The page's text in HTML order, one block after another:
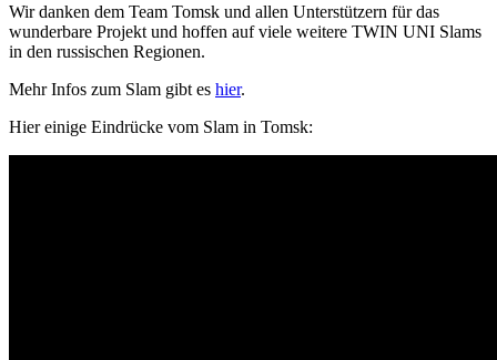
Wir danken dem Team Tomsk und allen Unterstützern für das
wunderbare Projekt und hoffen auf viele weitere TWIN UNI Slams
in den russischen Regionen.
Mehr Infos zum Slam gibt es hier.
Hier einige Eindrücke vom Slam in Tomsk: